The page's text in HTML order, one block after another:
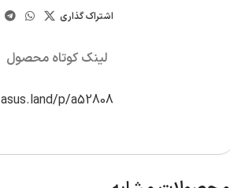
اشتراک گذاری
لینک کوتاه محصول
asus.land/p/a52808